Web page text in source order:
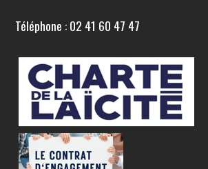
Téléphone : 02 41 60 47 47